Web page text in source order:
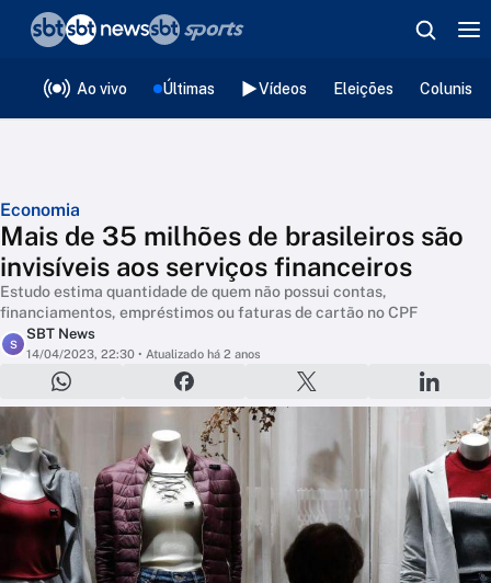
Ao vivo Últimas Vídeos Eleições
Economia
Mais de 35 milhões de brasileiros são
invisíveis aos serviços financeiros
Estudo estima quantidade de quem não possui contas,
financiamentos, empréstimos ou faturas de cartão no CPF
S
SBT News
14/04/2023, 22:30 • Atualizado há 2 anos
❮voltar
Editorias